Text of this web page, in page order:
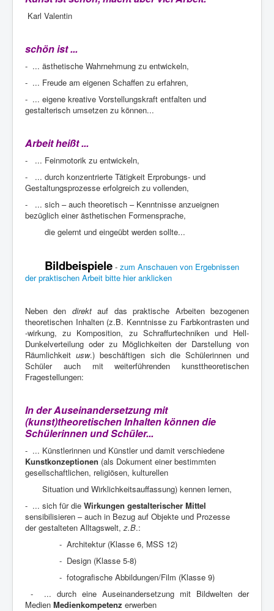
Karl Valentin
schön ist ...
- ... ästhetische Wahrnehmung zu entwickeln,
- ... Freude am eigenen Schaffen zu erfahren,
- ... eigene kreative Vorstellungskraft entfalten und
gestalterisch umsetzen zu können...
Arbeit heißt ...
- ... Feinmotorik zu entwickeln,
- ... durch konzentrierte Tätigkeit Erprobungs- und
Gestaltungsprozesse erfolgreich zu vollenden,
- ... sich – auch theoretisch – Kenntnisse anzueignen
bezüglich einer ästhetischen Formensprache,
die gelernt und eingeübt werden sollte...
Bildbeispiele - zum Anschauen von Ergebnissen
der praktischen Arbeit bitte hier anklicken
Neben den direktauf das praktische Arbeiten bezogenen
theoretischen Inhalten (z.B. Kenntnisse zu Farbkontrasten und
-wirkung, zu Komposition, zu Schraffurtechniken und Hell-
Dunkelverteilung oder zu Möglichkeiten der Darstellung von
Räumlichkeitusw.) beschäftigen sich die Schülerinnen und
Schüler auch mit weiterführenden kunsttheoretischen
Fragestellungen:
In der Auseinandersetzung mit
(kunst)theoretischen Inhalten können die
Schülerinnen und Schüler...
- ... Künstlerinnen und Künstler und damit verschiedene
Kunstkonzeptionen (als Dokument einer bestimmten
gesellschaftlichen, religiösen, kulturellen
Situation und Wirklichkeitsauffassung) kennen lernen,
- ... sich für die Wirkungen gestalterischer Mittel
sensibilisieren – auch in Bezug auf Objekte und Prozesse
der gestalteten Alltagswelt, z.B.:
- Architektur (Klasse 6, MSS 12)
- Design (Klasse 5-8)
- fotografische Abbildungen/Film (Klasse 9)
- ... durch eine Auseinandersetzung mit Bildwelten der
Medien Medienkompetenz erwerben